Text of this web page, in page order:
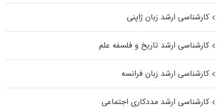
کارشناسی ارشد زبان ژاپنی
کارشناسی ارشد تاریخ و فلسفه علم
کارشناسی ارشد زبان فرانسه
کارشناسی ارشد مددکاری اجتماعی